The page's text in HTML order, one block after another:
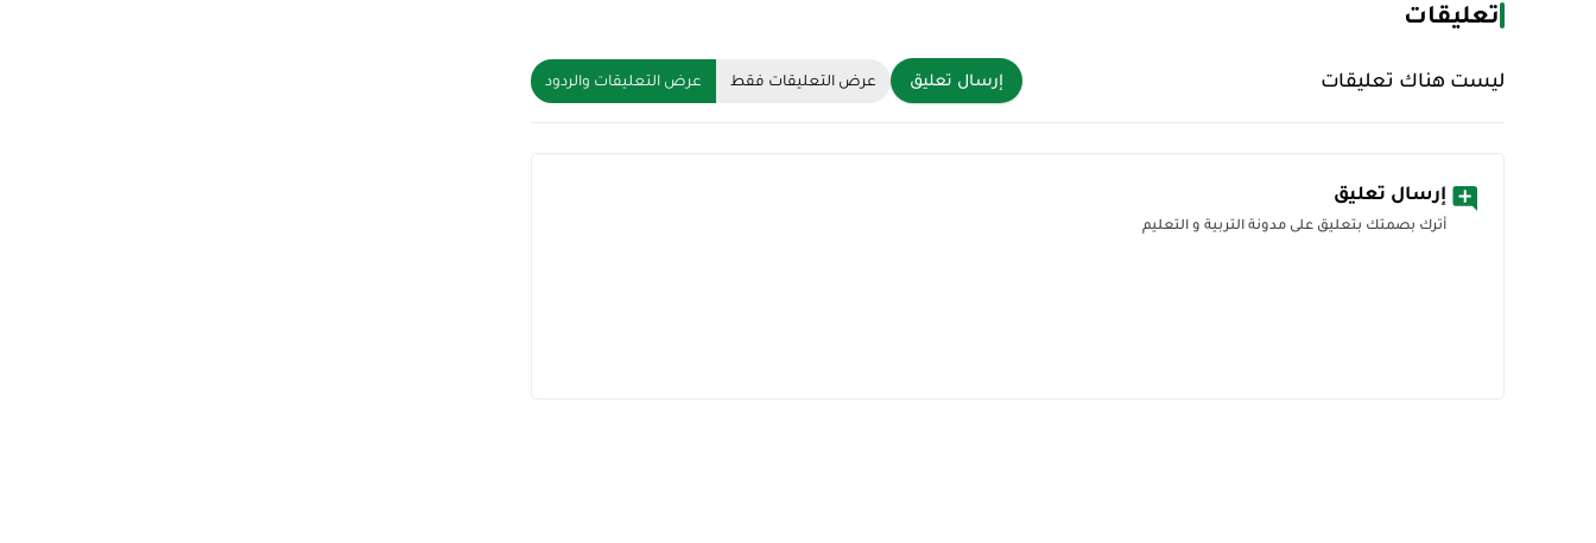
تعليقات
ليست هناك تعليقات إرسال تعليق عرض التعليقات فقط عرض التعليقات والردود
إرسال تعليق
أترك بصمتك بتعليق على مدونة التربية و التعليم